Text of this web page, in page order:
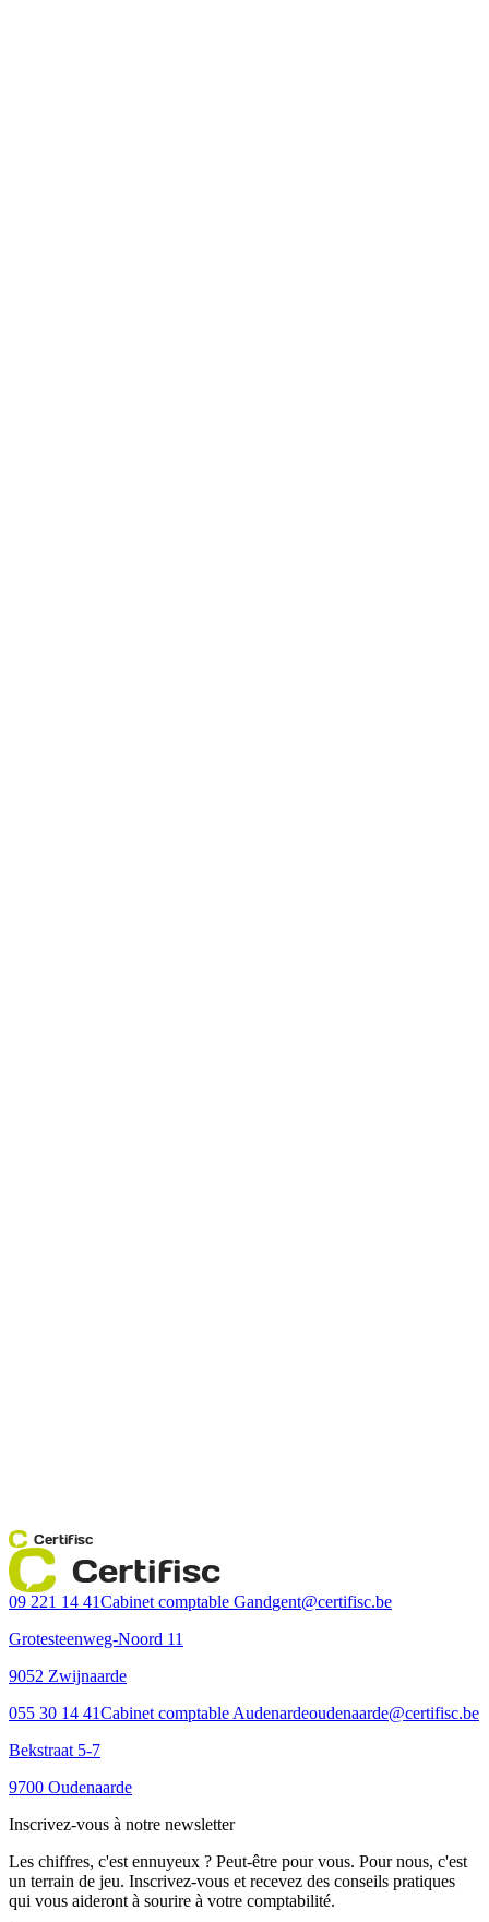
Certifisc
Certifisc
09 221 14 41Cabinet comptable Gandgent@certifisc.be
Grotesteenweg-Noord 11
9052 Zwijnaarde
055 30 14 41Cabinet comptable Audenardeoudenaarde@certifisc.be
Bekstraat 5-7
9700 Oudenaarde
Inscrivez-vous à notre newsletter
Les chiffres, c'est ennuyeux ? Peut-être pour vous. Pour nous, c'est
un terrain de jeu. Inscrivez-vous et recevez des conseils pratiques
qui vous aideront à sourire à votre comptabilité.